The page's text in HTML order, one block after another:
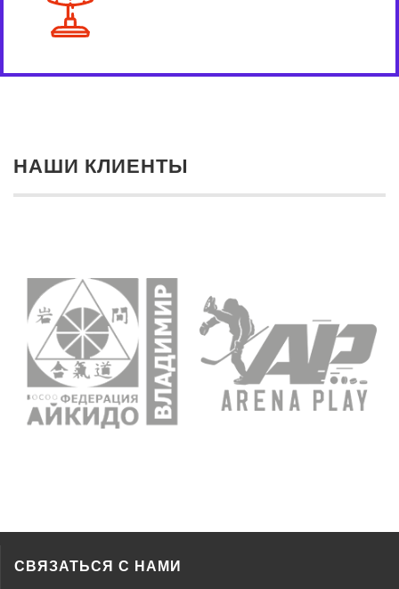
НАШИ КЛИЕНТЫ
СВЯЗАТЬСЯ С НАМИ